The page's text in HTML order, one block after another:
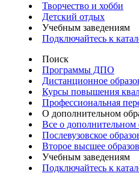
Творчество и хобби
Детский отдых
Учебным заведениям
Подключайтесь к
Поиск
Программы ДПО
Дистанционное
Курсы повышения
Профессиональная
О дополнительном
Все о дополнительном
Послевузовское
Второе высшее
Учебным заведениям
Подключайтесь к